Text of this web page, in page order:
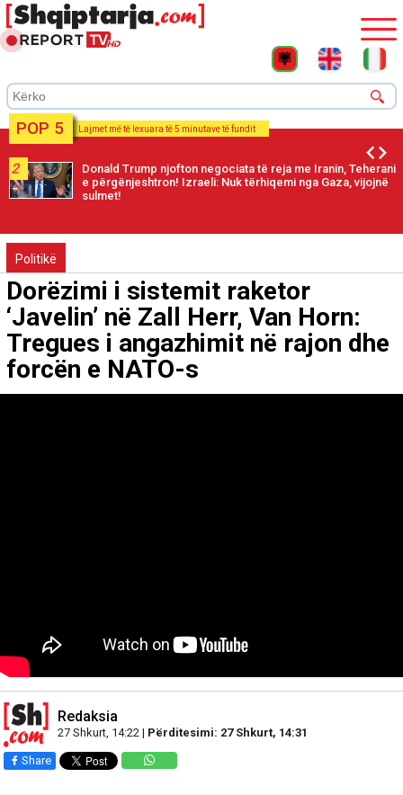
POP 5 Lajmet më të lexuara të 5 minutave të fundit
2
Donald Trump njofton negociata të reja me Iranin, Teherani
e përgënjeshtron! Izraeli: Nuk tërhiqemi nga Gaza, vijojnë
sulmet!
Politikë
Dorëzimi i sistemit raketor
‘Javelin’ në Zall Herr, Van Horn:
Tregues i angazhimit në rajon dhe
forcën e NATO-s
Redaksia
27 Shkurt, 14:22 | Përditesimi: 27 Shkurt, 14:31
Share